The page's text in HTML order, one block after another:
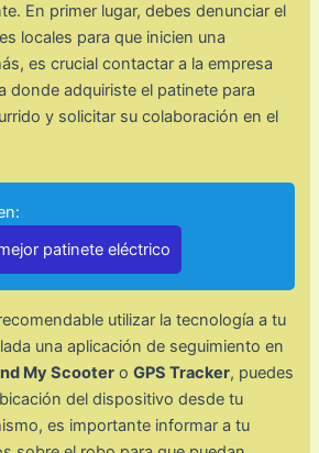
En primer lugar, debes denunciar el
locales para que inicien una
es crucial contactar a la empresa
donde adquiriste el patinete para
y solicitar su colaboración en el
patinete eléctrico
utilizar la tecnología a tu
una aplicación de seguimiento en
My Scooter oGPS Tracker, puedes
del dispositivo desde tu
es importante informar a tu